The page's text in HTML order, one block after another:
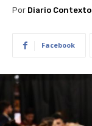
Por Diario Contexto
Facebook